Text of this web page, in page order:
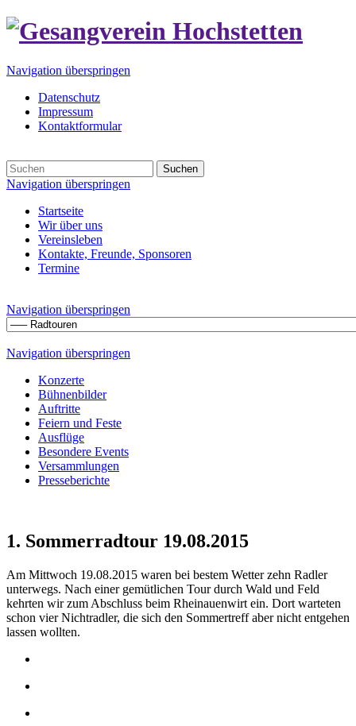
Navigation überspringen
Datenschutz
Impressum
Kontaktformular
Suchen
Navigation überspringen
Startseite
Wir über uns
Vereinsleben
Kontakte, Freunde, Sponsoren
Termine
Navigation überspringen
Navigation überspringen
Konzerte
Bühnenbilder
Auftritte
Feiern und Feste
Ausflüge
Besondere Events
Versammlungen
Presseberichte
1. Sommerradtour 19.08.2015
Am Mittwoch 19.08.2015 waren bei bestem Wetter zehn Radler
unterwegs. Nach einer gemütlichen Tour durch Wald und Feld
kehrten wir zum Abschluss beim Rheinauenwirt ein. Dort warteten
schon vier Nichtradler, die sich den Sommertreff aber nicht entgehen
lassen wollten.